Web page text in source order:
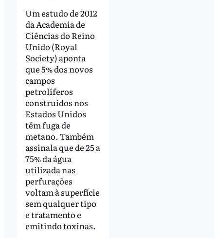
Um estudo de 2012
da Academia de
Ciências do Reino
Unido (Royal
Society) aponta
que 5% dos novos
campos
petrolíferos
construídos nos
Estados Unidos
têm fuga de
metano. Também
assinala que de 25 a
75% da água
utilizada nas
perfurações
voltam à superfície
sem qualquer tipo
e tratamento e
emitindo toxinas.